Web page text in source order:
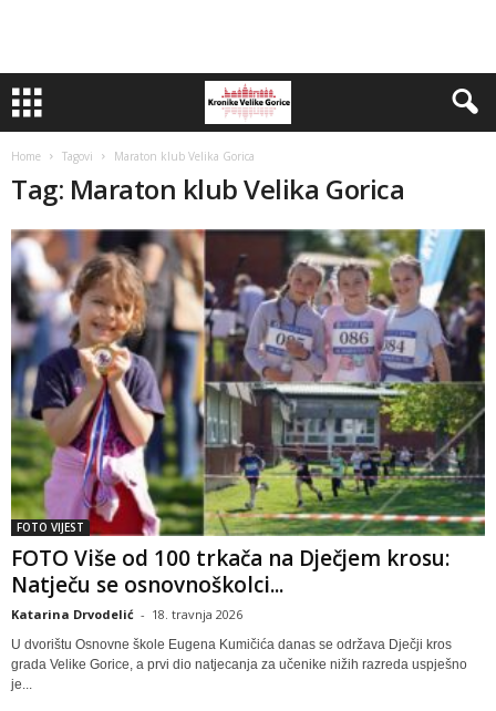
Home Tagovi Maraton klub Velika Gorica
Tag: Maraton klub Velika Gorica
FOTO VIJEST
FOTO Više od 100 trkača na Dječjem krosu:
Natječu se osnovnoškolci...
Katarina Drvodelić - 18. travnja 2026
U dvorištu Osnovne škole Eugena Kumičića danas se održava Dječji kros
grada Velike Gorice, a prvi dio natjecanja za učenike nižih razreda uspješno
je...